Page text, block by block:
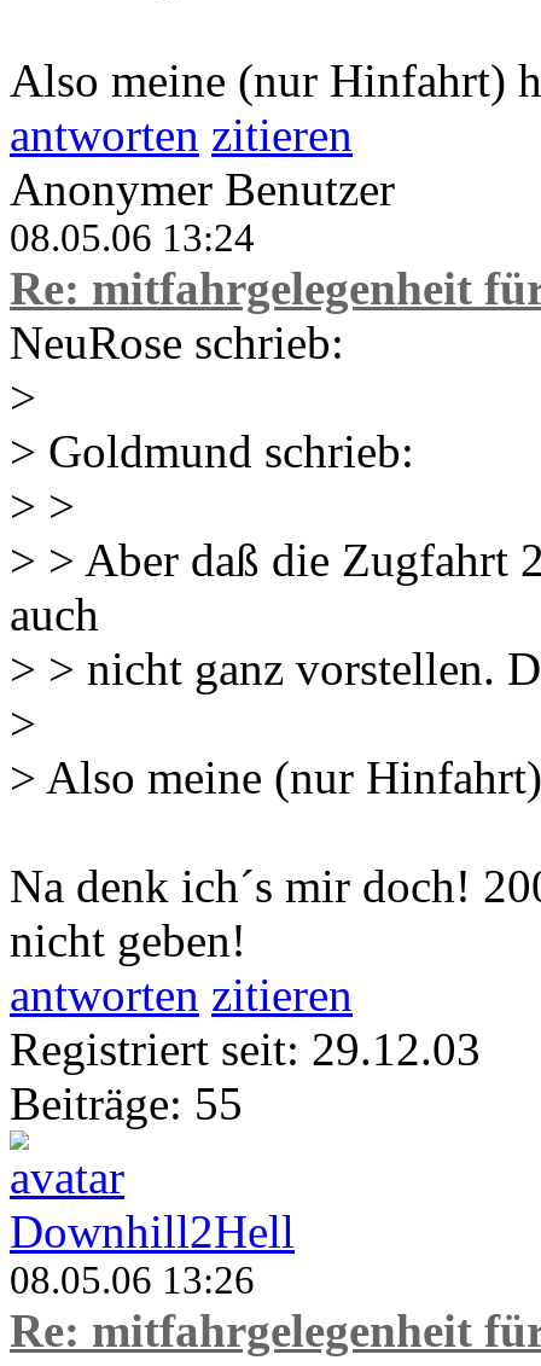
Also meine (nur Hinfahrt)
antworten zitieren
Anonymer Benutzer
08.05.06 13:24
Re: mitfahrgelegenheit
NeuRose schrieb:
>
> Goldmund schrieb:
> >
> > Aber daß die Zugfahrt
auch
> > nicht ganz vorstellen.
>
> Also meine (nur
Na denk ich´s mir doch!
nicht geben!
antworten zitieren
Registriert seit: 29.12.03
Beiträge: 55
Downhill2Hell
08.05.06 13:26
Re: mitfahrgelegenheit